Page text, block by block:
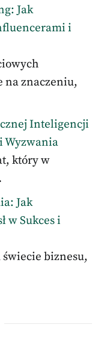
Jak
i
znaczeniu,
Inteligencji
Wyzwania
który w
Jak
w Sukces i
biznesu,